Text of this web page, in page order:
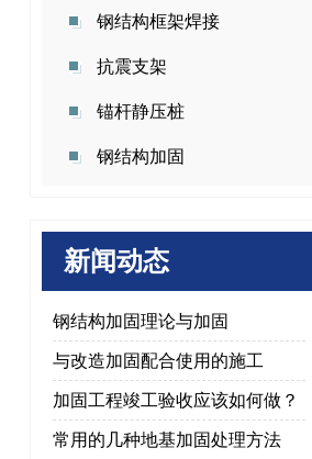
钢结构框架焊接
抗震支架
锚杆静压桩
钢结构加固
新闻动态
钢结构加固理论与加固
与改造加固配合使用的施工
加固工程竣工验收应该如何做？
常用的几种地基加固处理方法